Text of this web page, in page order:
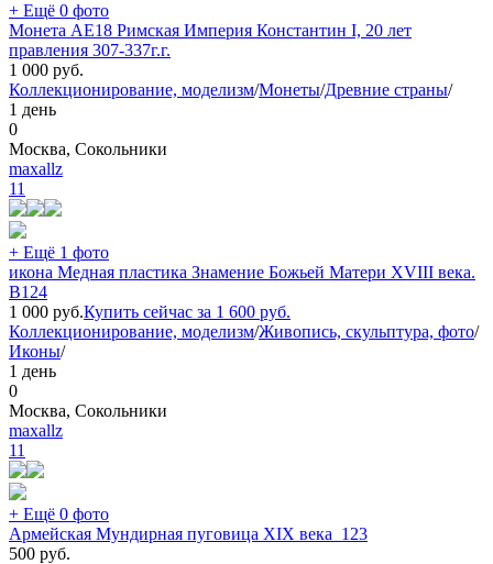
+ Ещё 0 фото
Монета АЕ18 Римская Империя Константин I, 20 лет
правления 307-337г.г.
1 000 руб.
Коллекционирование, моделизм/Монеты/Древние страны/
1 день
0
Москва, Сокольники
maxallz
11
+ Ещё 1 фото
икона Медная пластика Знамение Божьей Матери XVIII века.
В124
1 000 руб.Купить сейчас за 1 600 руб.
Коллекционирование, моделизм/Живопись, скульптура, фото/
Иконы/
1 день
0
Москва, Сокольники
maxallz
11
+ Ещё 0 фото
Армейская Мундирная пуговица XIX века_123
500 руб.